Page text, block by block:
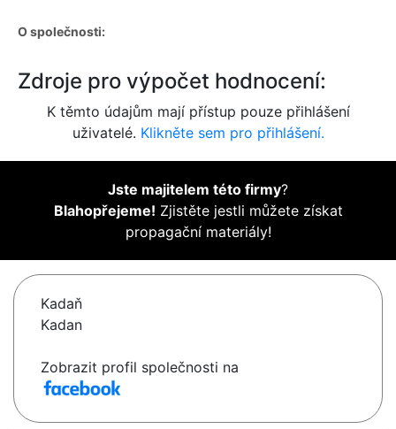
O společnosti:
Zdroje pro výpočet hodnocení:
K těmto údajům mají přístup pouze přihlášení
uživatelé. Klikněte sem pro přihlášení.
Jste majitelem této firmy?
Blahopřejeme! Zjistěte jestli můžete získat
propagační materiály!
Kadaň
Kadan
Zobrazit profil společnosti na